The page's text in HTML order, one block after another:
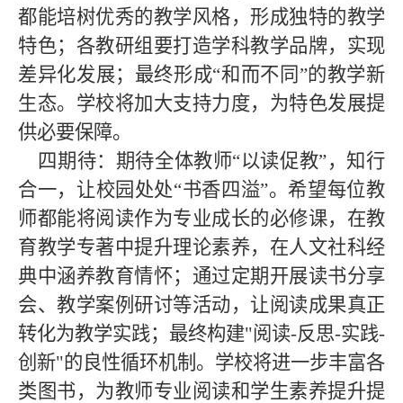
都能培树优秀的教学风格，形成独特的教学
特色；各教研组要打造学科教学品牌，实现
差异化发展；最终形成“和而不同 ”的教学新
生态。学校将加大支持力度，为特色发展提
供必要保障。
四期待：期待全体教师“以读促教”，知行
合一，让校园处处“书香四溢”。希望每位教
师都能将阅读作为专业成长的必修课，在教
育教学专著中提升理论素养，在人文社科经
典中涵养教育情怀；通过定期开展读书分享
会、教学案例研讨等活动，让阅读成果真正
转化为教学实践；最终构建"阅读-反思-实践-
创新"的良性循环机制。学校将进一步丰富各
类图书，为教师专业阅读和学生素养提升提